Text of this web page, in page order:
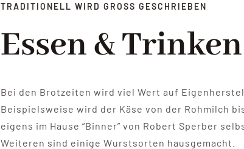
TRADITIONELL WIRD GROSS GESCHRIEBEN
Essen & Trinken
Bei den Brotzeiten wird viel Wert auf
Beispielsweise wird der Käse von der Rohmilch
eigens im Hause “Binner” von Robert Sperber
Weiteren sind einige Wurstsorten hausgemacht.